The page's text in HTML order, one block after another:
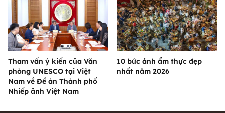
Tham vấn ý kiến của Văn
phòng UNESCO tại Việt
Nam về Đề án Thành phố
Nhiếp ảnh Việt Nam
10 bức ảnh ẩm thực đẹp
nhất năm 2026